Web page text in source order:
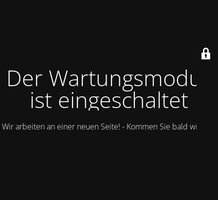
Der Wartungsmodus
ist eingeschaltet
Wir arbeiten an einer neuen Seite! - Kommen Sie bald wieder.